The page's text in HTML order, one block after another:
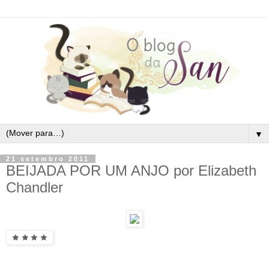
▼
21 setembro 2011
BEIJADA POR UM ANJO por Elizabeth
Chandler